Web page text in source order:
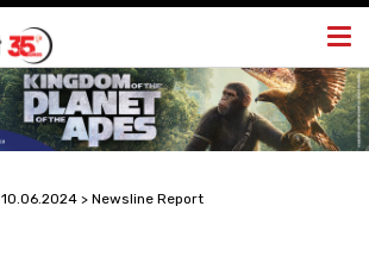
10.06.2024 > Newsline Report